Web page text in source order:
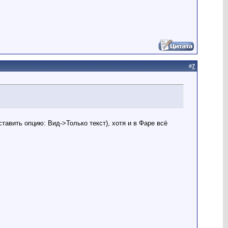
#7
опцию: Вид->Только текст), хотя и в Фаре всё